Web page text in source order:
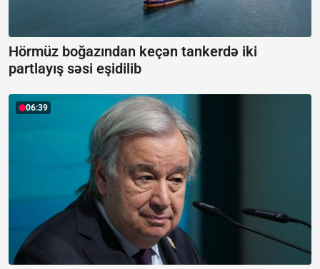
Hörmüz boğazından keçən tankerdə iki
partlayış səsi eşidilib
06:39